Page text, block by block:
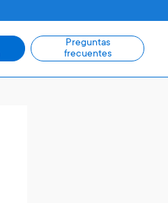
Preguntas
frecuentes